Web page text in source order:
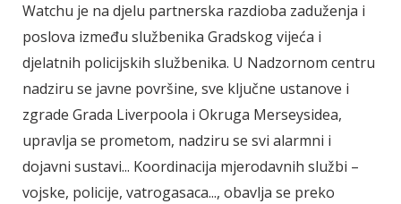
Watchu je na djelu partnerska razdioba zaduženja i
poslova između službenika Gradskog vijeća i
djelatnih policijskih službenika. U Nadzornom centru
nadziru se javne površine, sve ključne ustanove i
zgrade Grada Liverpoola i Okruga Merseysidea,
upravlja se prometom, nadziru se svi alarmni i
dojavni sustavi... Koordinacija mjerodavnih službi –
vojske, policije, vatrogasaca..., obavlja se preko